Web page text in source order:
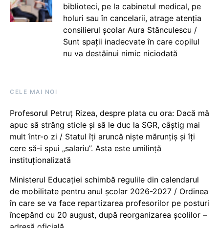
biblioteci, pe la cabinetul medical, pe
holuri sau în cancelarii, atrage atenția
consilierul școlar Aura Stănculescu /
Sunt spații inadecvate în care copilul
nu va destăinui nimic niciodată
CELE MAI NOI
Profesorul Petruț Rizea, despre plata cu ora: Dacă mă
apuc să strâng sticle și să le duc la SGR, câștig mai
mult într-o zi / Statul îți aruncă niște mărunțiș și îți
cere să-i spui „salariu”. Asta este umilință
instituționalizată
Ministerul Educației schimbă regulile din calendarul
de mobilitate pentru anul școlar 2026-2027 / Ordinea
în care se va face repartizarea profesorilor pe posturi
începând cu 20 august, după reorganizarea școlilor –